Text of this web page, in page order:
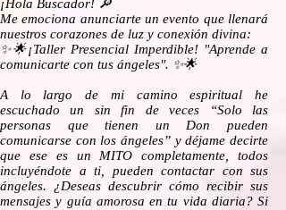
¡Hola Buscador! 🔎
Me emociona anunciarte un evento que llenará
nuestros corazones de luz y conexión divina:
✨🌟¡Taller Presencial Imperdible! "Aprende a
comunicarte con tus ángeles". ✨🌟
A lo largo de mi camino espiritual he
escuchado un sin fin de veces “Solo las
personas que tienen un Don pueden
comunicarse con los ángeles” y déjame decirte
que ese es un MITO completamente, todos
incluyéndote a ti, pueden contactar con sus
ángeles. ¿Deseas descubrir cómo recibir sus
mensajes y guía amorosa en tu vida diaria? Si